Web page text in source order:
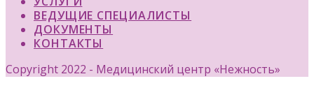
ВЕДУЩИЕ СПЕЦИАЛИСТЫ
ДОКУМЕНТЫ
КОНТАКТЫ
Copyright 2022 - Медицинский центр «Нежность»